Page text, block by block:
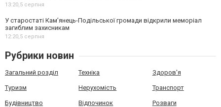
13:20,5 серпня
У старостаті Кам’янець-Подільської громади відкрили меморіал
загиблим захисникам
12:20,5 серпня
Рубрики новин
Загальний розділ Техніка Здоров'я
Туризм Нерухомість Транспорт
Будівництво Відпочинок Розваги